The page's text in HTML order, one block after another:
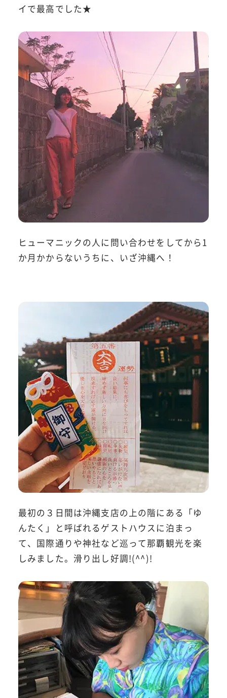
イで最高でした★
ヒューマニックの人に問い合わせをしてから1
か月かからないうちに、いざ沖縄へ！
最初の３日間は沖縄支店の上の階にある「ゆ
んたく」と呼ばれるゲストハウスに泊まっ
て、国際通りや神社など巡って那覇観光を楽
しみました。滑り出し好調!(^^)!